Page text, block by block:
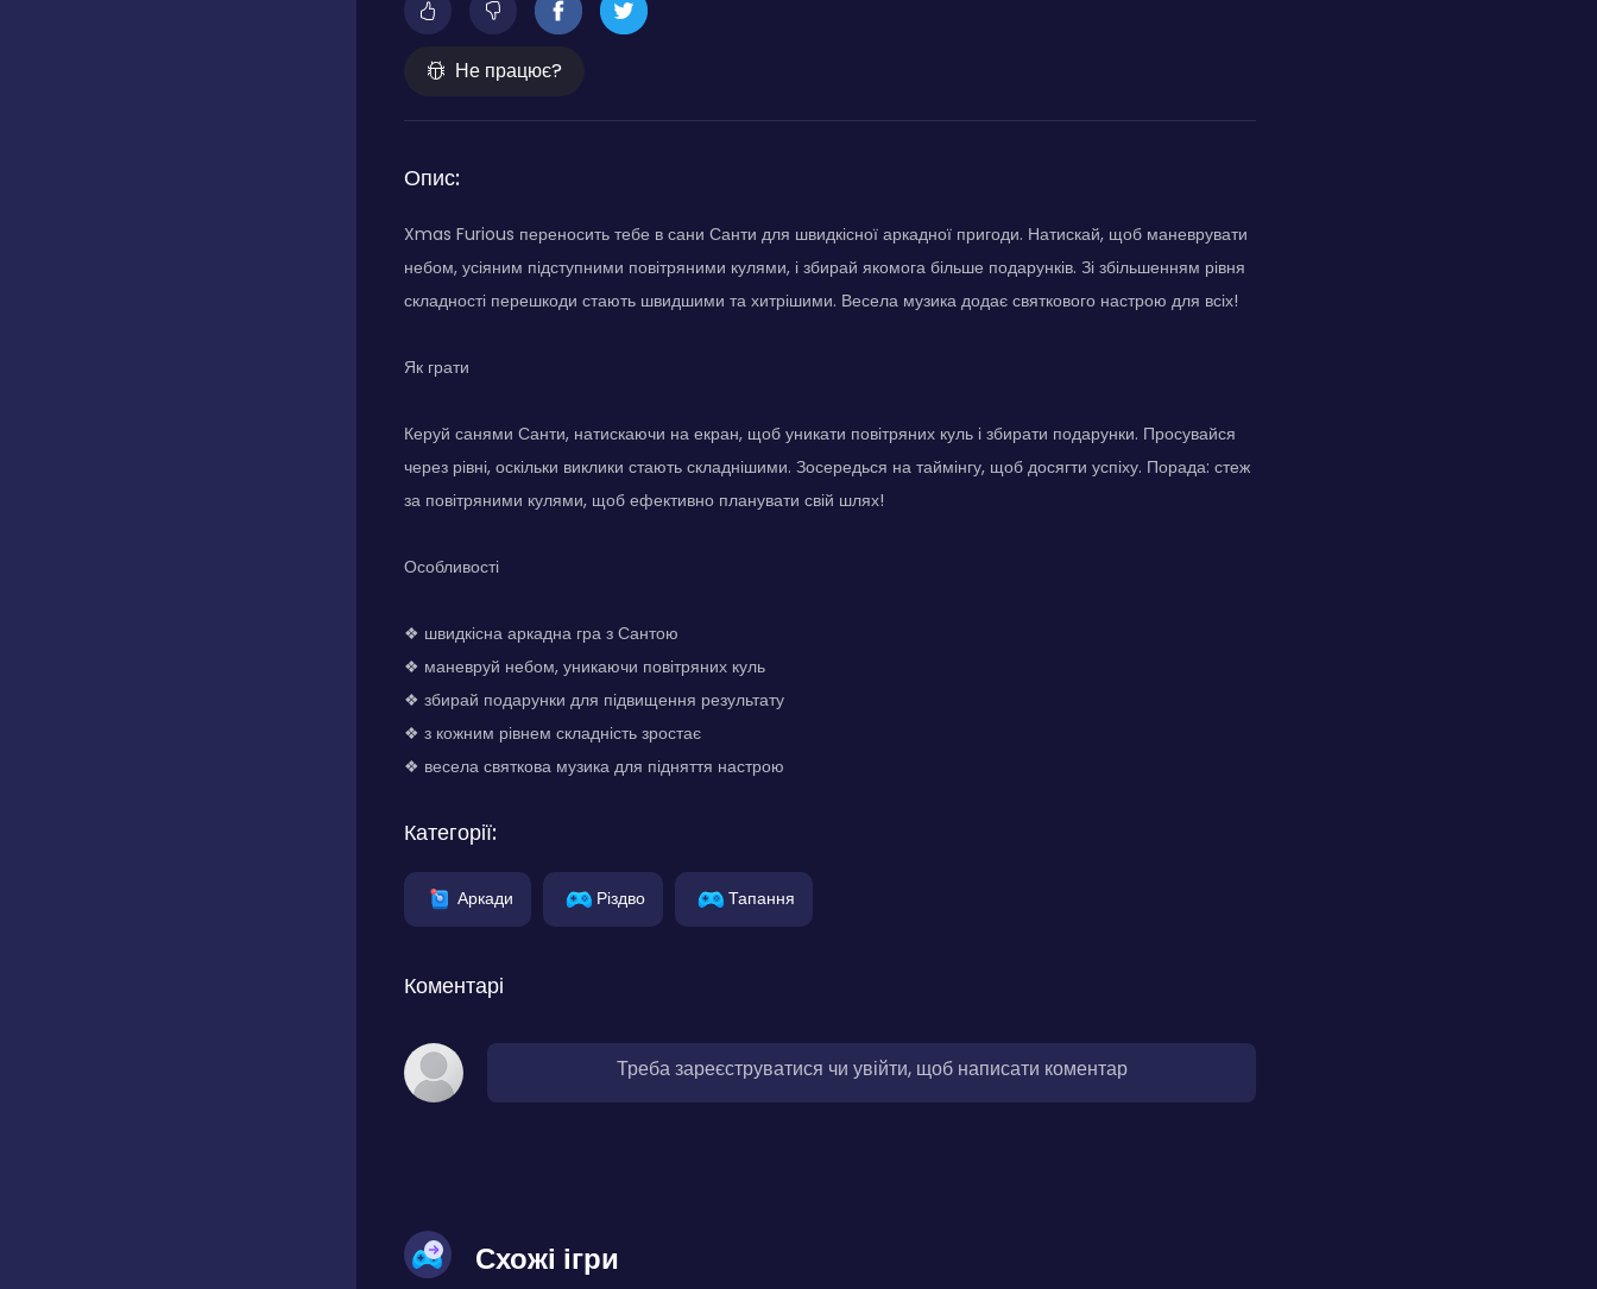
Не працює?
Опис:
Xmas Furious переносить тебе в сани Санти для швидкісної аркадної пригоди. Натискай, щоб маневрувати
небом, усіяним підступними повітряними кулями, і збирай якомога більше подарунків. Зі збільшенням рівня
складності перешкоди стають швидшими та хитрішими. Весела музика додає святкового настрою для всіх!
Як грати
Керуй санями Санти, натискаючи на екран, щоб уникати повітряних куль і збирати подарунки. Просувайся
через рівні, оскільки виклики стають складнішими. Зосередься на таймінгу, щоб досягти успіху. Порада: стеж
за повітряними кулями, щоб ефективно планувати свій шлях!
Особливості
❖ швидкісна аркадна гра з Сантою
❖ маневруй небом, уникаючи повітряних куль
❖ збирай подарунки для підвищення результату
❖ з кожним рівнем складність зростає
❖ весела святкова музика для підняття настрою
Категорії:
Аркади Різдво Тапання
Коментарі
Треба зареєструватися чи увійти, щоб написати коментар
Схожі ігри